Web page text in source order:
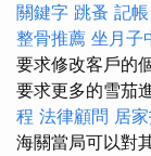
關鍵字 跳蚤 記帳
整骨推薦 坐月子
要求修改客戶的
要求更多的雪茄
程 法律顧問 居
海關當局可以對